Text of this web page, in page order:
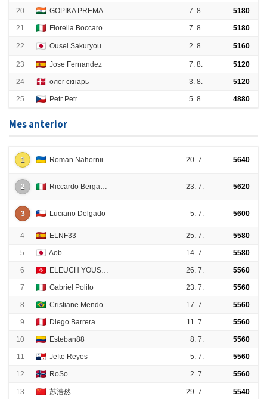
20 GOPIKA PREMANAND P S 7. 8. 5180
21 Fiorella Boccarossa 7. 8. 5180
22 Ousei Sakuryou (淡水海邊) 2. 8. 5160
23 Jose Fernandez 7. 8. 5120
24 олег скнарь 3. 8. 5120
25 Petr Petr 5. 8. 4880
Mes anterior
1 Roman Nahornii 20. 7. 5640
2 Riccardo Bergamelli 23. 7. 5620
3 Luciano Delgado 5. 7. 5600
4 ELNF33 25. 7. 5580
5 Aob 14. 7. 5580
6 ELEUCH YOUSSEF 26. 7. 5560
7 Gabriel Polito 23. 7. 5560
8 Cristiane Mendonça 17. 7. 5560
9 Diego Barrera 11. 7. 5560
10 Esteban88 8. 7. 5560
11 Jefte Reyes 5. 7. 5560
12 RoSo 2. 7. 5560
13 苏浩然 29. 7. 5540